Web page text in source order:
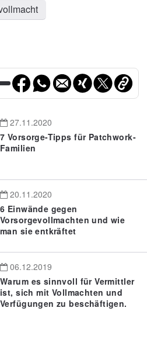
27.11.2020
7 Vorsorge-Tipps für Patchwork-
Familien
20.11.2020
6 Einwände gegen
Vorsorgevollmachten und wie
man sie entkräftet
06.12.2019
Warum es sinnvoll für Vermittler
ist, sich mit Vollmachten und
Verfügungen zu beschäftigen.